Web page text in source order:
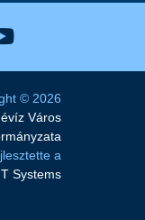
Facebook
X
Város
Hévíz Város
© 2026
Város
a
Systems